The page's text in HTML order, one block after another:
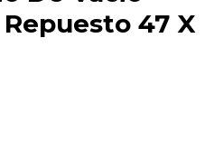
47 X